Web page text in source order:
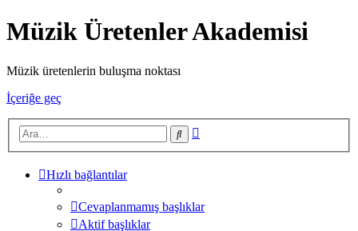
Müzik Üretenler Akademisi
Müzik üretenlerin buluşma noktası
İçeriğe geç
Ara
Hızlı bağlantılar
Cevaplanmamış başlıklar
Aktif başlıklar